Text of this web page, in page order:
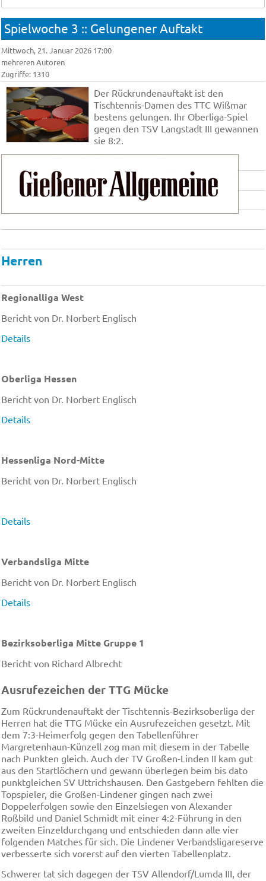
Spielwoche 3 :: Gelungener Auftakt
Mittwoch, 21. Januar 2026 17:00
mehreren Autoren
Zugriffe: 1310
Der Rückrundenauftakt ist den
Tischtennis-Damen des TTC Wißmar
bestens gelungen. Ihr Oberliga-Spiel
gegen den TSV Langstadt III gewannen
sie 8:2.
Herren
Regionalliga West
Bericht von Dr. Norbert Englisch
Details
Oberliga Hessen
Bericht von Dr. Norbert Englisch
Details
Hessenliga Nord-Mitte
Bericht von Dr. Norbert Englisch
Details
Verbandsliga Mitte
Bericht von Dr. Norbert Englisch
Details
Bezirksoberliga Mitte Gruppe 1
Bericht von Richard Albrecht
Ausrufezeichen der TTG Mücke
Zum Rückrundenauftakt der Tischtennis-Bezirksoberliga der
Herren hat die TTG Mücke ein Ausrufezeichen gesetzt. Mit
dem 7:3-Heimerfolg gegen den Tabellenführer
Margretenhaun-Künzell zog man mit diesem in der Tabelle
nach Punkten gleich. Auch der TV Großen-Linden II kam gut
aus den Startlöchern und gewann überlegen beim bis dato
punktgleichen SV Uttrichshausen. Den Gastgebern fehlten die
Topspieler, die Großen-Lindener gingen nach zwei
Doppelerfolgen sowie den Einzelsiegen von Alexander
Roßbild und Daniel Schmidt mit einer 4:2-Führung in den
zweiten Einzeldurchgang und entschieden dann alle vier
folgenden Matches für sich. Die Lindener Verbandsligareserve
verbesserte sich vorerst auf den vierten Tabellenplatz.
Schwerer tat sich dagegen der TSV Allendorf/Lumda III, der